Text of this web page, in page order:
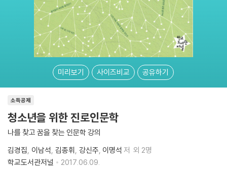
미리보기 사이즈비교 공유하기
소득공제
청소년을 위한 진로인문학
나를 찾고 꿈을 찾는 인문학 강의
김경집 이남석 김종휘 강신주 이명석 저 외 2명
학교도서관저널
2017.06.09.